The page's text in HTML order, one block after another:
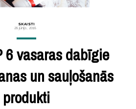
SKAISTI
28 jūnijs, 2018
6 vasaras dabīgie
un sauļošanās
produkti